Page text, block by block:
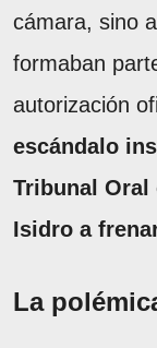
cámara, sino
formaban
autorización
escándalo
Tribunal Oral
Isidro a
La